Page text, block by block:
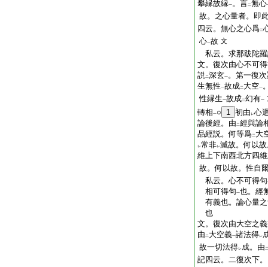
攀縁故縁一。言二無心
故。之心量者。即
四云。無心之心爲二
心一故 文
私云。求那跋陀
文。復次由心不可
説二深玄一。第一復
生無性一故成二 大空一
性縁生一故成二幻有一
轉相一○ 1 初由 レ心
論後經。由 二經與論
品經説。何等爲二 大
レ常非レ滅故。何以
維上下南西北方四
故。何以故。性自
私云。心不可得
相可得句一也。經
有義也。論心量
也
文。復次由大空之
由 二 大空義一諸法得レ
故一切法得レ成。由 二
記四云。二復次下